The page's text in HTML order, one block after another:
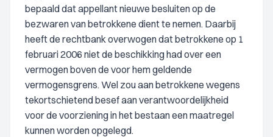
bepaald dat appellant nieuwe besluiten op de
bezwaren van betrokkene dient te nemen. Daarbij
heeft de rechtbank overwogen dat betrokkene op 1
februari 2006 niet de beschikking had over een
vermogen boven de voor hem geldende
vermogensgrens. Wel zou aan betrokkene wegens
tekortschietend besef aan verantwoordelijkheid
voor de voorziening in het bestaan een maatregel
kunnen worden opgelegd.